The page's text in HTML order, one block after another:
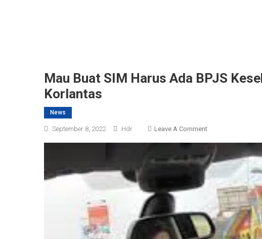
Mau Buat SIM Harus Ada BPJS
Korlantas
News
September 8, 2022 Hdr Leave A CommentOn
Buat
SIM
BPJS
Kesehatan,
Begini
Penjelasan